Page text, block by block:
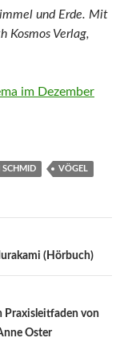
und Erde. Mit
Kosmos Verlag,
im Dezember
SCHMID VÖGEL
(Hörbuch)
Praxisleitfaden von
Oster